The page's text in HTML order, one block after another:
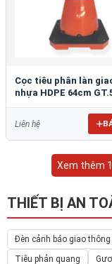
Cọc tiêu phân làn
nhựa HDPE 64cm
Liên hệ
Xem thêm
THIẾT BỊ AN
Đèn cảnh báo giao thông
Tiêu phản quang